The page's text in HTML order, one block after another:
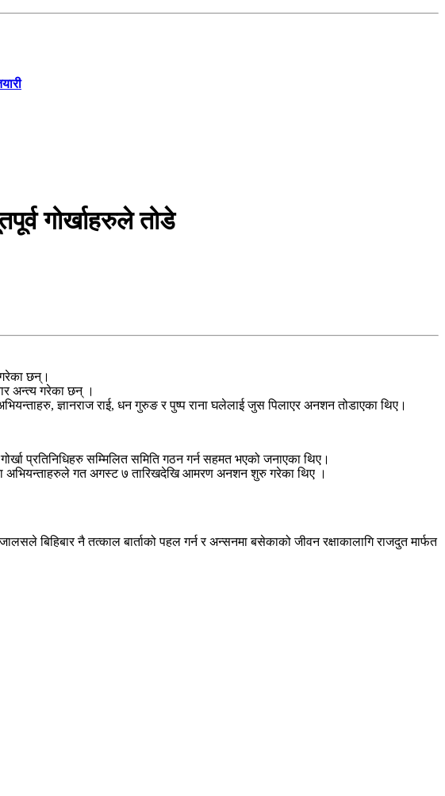
गोर्खाहरुले तोडे
छन्।
अन्त्य गरेका छन् ।
ज्ञानराज राई, धन गुरुङ र पुष्प राना घलेलाई जुस पिलाएर अनशन तोडाएका थिए।
प्रतिनिधिहरु सम्मिलित समिति गठन गर्न सहमत भएको जनाएका थिए।
अभियन्ताहरुले गत अगस्ट ७ तारिखदेखि आमरण अनशन शुरु गरेका थिए ।
बिहिबार नै तत्काल बार्ताको पहल गर्न र अन्सनमा बसेकाको जीवन रक्षाकालागि राजदुत मार्फत